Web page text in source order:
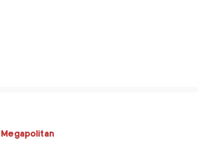
Megapolitan